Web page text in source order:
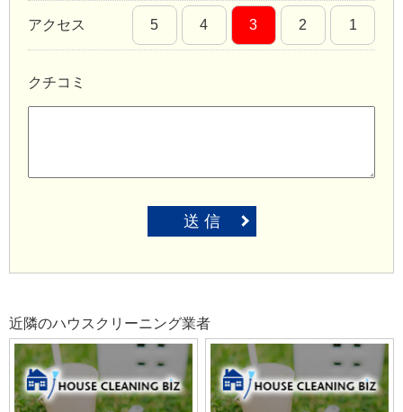
アクセス 5 4 3 2 1
クチコミ
送 信
近隣のハウスクリーニング業者